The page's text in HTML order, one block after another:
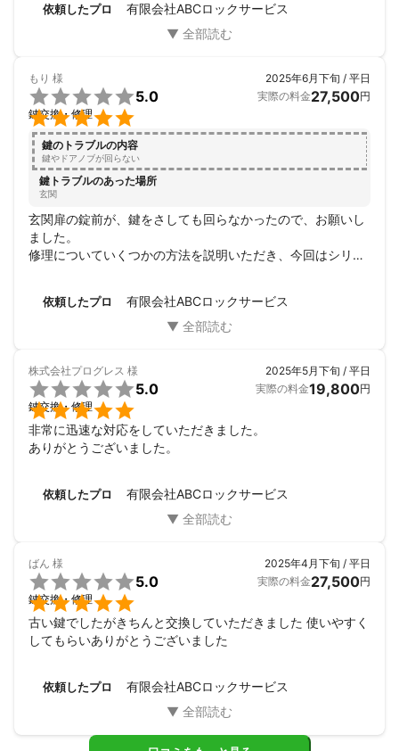
依頼したプロ 有限会社ABCロックサービス
もり 様


5.0
鍵交換・修理
2025年6月下旬 / 平日
実際の料金27,500円
鍵のトラブルの内容
鍵やドアノブが回らない
鍵トラブルのあった場所
玄関
玄関扉の錠前が、鍵をさしても回らなかったので、お願いし
ました。
修理についていくつかの方法を説明いただき、今回はシリン
うになりました。
料金の説明も作業前にしていただき、安心してお任せするこ
依頼したプロ 有限会社ABCロックサービス
株式会社プログレス 様


5.0
鍵交換・修理
2025年5月下旬 / 平日
実際の料金19,800円
非常に迅速な対応をしていただきました。
ありがとうございました。
依頼したプロ 有限会社ABCロックサービス
ばん 様


5.0
鍵交換・修理
2025年4月下旬 / 平日
実際の料金27,500円
古い鍵でしたがきちんと交換していただきました 使いやすく
してもらいありがとうございました
依頼したプロ 有限会社ABCロックサービス